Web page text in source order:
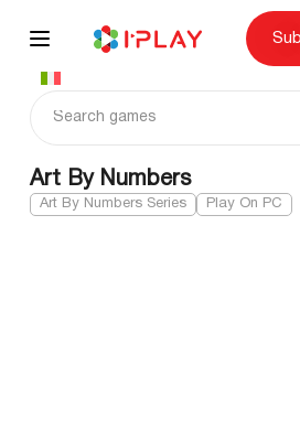
content
Art By Numbers
Art By Numbers Series Play On PC